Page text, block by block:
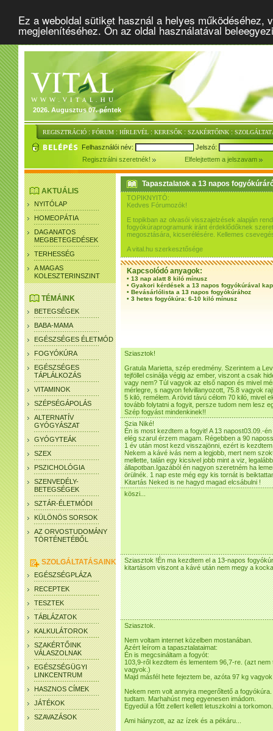
Ez a weboldal sütiket használ a helyes
megjelenítéséhez. Ön az oldal használatával
2026. Augusztus 07. péntek
REGISZTRÁCIÓ : FÓRUM : HÍRLEVÉL : KERESŐK : SZAKÉRTŐINK :
Felhasználói név:
Jelszó:
Regisztrálni szeretnék!
Elfelejtettem a jelszavam
AKTUÁLIS
NYITÓLAP
HOMEOPÁTIA
DAGANATOS
MEGBETEGEDÉSEK
TERHESSÉG
A MAGAS
KOLESZTERINSZINT
TÉMÁINK
BETEGSÉGEK
BABA-MAMA
EGÉSZSÉGES ÉLETMÓD
FOGYÓKÚRA
EGÉSZSÉGES
TÁPLÁLKOZÁS
VITAMINOK
SZÉPSÉGÁPOLÁS
ALTERNATÍV
GYÓGYÁSZAT
GYÓGYTEÁK
SZEX
PSZICHOLÓGIA
SZENVEDÉLY-
BETEGSÉGEK
SZTÁR-ÉLETMÓDI
KÜLÖNÖS SORSOK
AZ ORVOSTUDOMÁNY
TÖRTÉNETÉBŐL
SZOLGÁLTATÁSAINK
EGÉSZSÉGPLÁZA
RECEPTEK
TESZTEK
TÁBLÁZATOK
KALKULÁTOROK
SZAKÉRTŐINK
VÁLASZOLNAK
EGÉSZSÉGÜGYI
LINKCENTRUM
HASZNOS CÍMEK
JÁTÉKOK
SZAVAZÁSOK
Tapasztalatok a 13 napos
TOPIKNYITÓ:
Kedves Fórumozók!
E topikban az olvasói visszajelzések alapján
fogyókúraprogramunk iránt érdeklődőknek
megosztására, kicserélésére. Kellemes
A vital.hu szerkesztősége
Kapcsolódó anyagok:
• 13 nap alatt 8 kiló mínusz
• Gyakori kérdések a 13 napos fogyókúrával
• Bevásárlólista a 13 napos fogyókúrához
• 3 hetes fogyókúra: 6-10 kiló mínusz
Sziasztok!
Gratula Marietta, szép eredmény. Szerintem a
tejföllel csinálja végig az ember, viszont a csak
vagy nem? Túl vagyok az első napon és mivel
mérlegre, s nagyon felvillanyozott, 75.8 vagyok
5 kiló, remélem. A rövid távú célom 70 kiló, mivel
tovább folytatni a fogyit, persze tudom nem lesz
Szép fogyást mindenkinek!!
Szia Niké!
Én is most kezdtem a fogyit! A 13 napost03.09.-
elég szarul érzem magam. Régebben a 90
1 év után most kezd visszajönni, ezért is
Nekem a kávé ivás nem a legjobb, mert nem
mellette, talán egy kicsivel jobb mint a viz,
állapotban.Igazából én nagyon szeretném ha
örülnék. 1 nap este még egy kis tornát is
Kitartás Neked is ne hagyd magad elcsábulni !
köszi...
Sziasztok !Én ma kezdtem el a 13-napos
kitartásom viszont a kávé után nem megy a
Sziasztok.
Nem voltam internet közelben mostanában.
Azért leírom a tapasztalataimat:
Én is megcsináltam a fogyót:
103,9-ről kezdtem és lementem 96,7-re. (azt
vagyok.)
Majd másfél hete fejeztem be, azóta 97 kg
Nekem nem volt annyira megerőltető a
tudtam. Marhahúst meg egyenesen imádom.
Egyedül a főtt zellert kellett letuszkolni a torkomon.
Ami hiányzott, az az ízek és a pékáru...